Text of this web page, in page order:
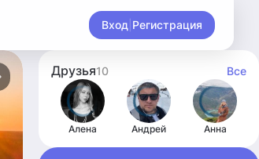
Вход Регистрация
Друзья10 Все
Алена Андрей Анна